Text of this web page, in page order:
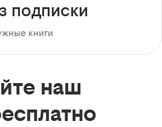
подписки
книги
наш